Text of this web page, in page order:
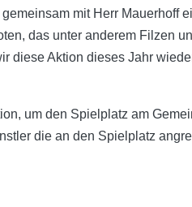
mit Herr Mauerhoff
das unter anderem Filzen
diese Aktion dieses Jahr
um den Spielplatz am
die an den Spielplatz